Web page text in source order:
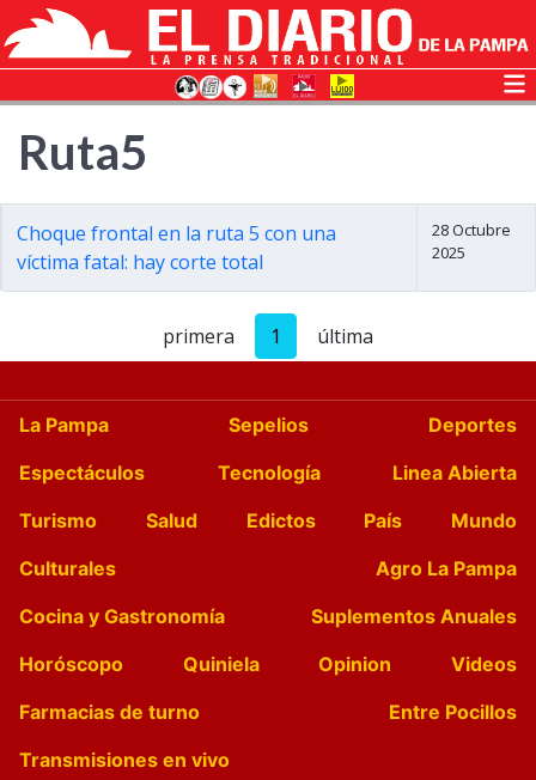
Ruta5
Choque frontal en la ruta 5 con una
víctima fatal: hay corte total
28 Octubre
2025
primera 1 última
La Pampa Sepelios
Deportes
Espectáculos
Tecnología
Linea Abierta
Turismo
Salud Edictos País
Mundo
Culturales
Agro La Pampa
Cocina y Gastronomía
Suplementos Anuales
Horóscopo
Quiniela Opinion
Videos
Farmacias de turno
Entre Pocillos
Transmisiones en vivo